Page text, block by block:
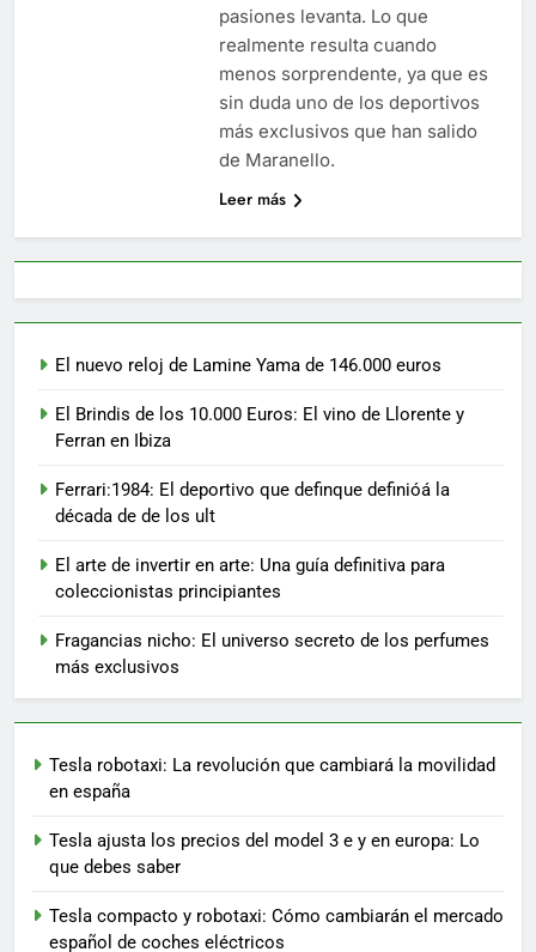
pasiones levanta. Lo que
realmente resulta cuando
menos sorprendente, ya que es
sin duda uno de los deportivos
más exclusivos que han salido
de Maranello.
Leer más
El nuevo reloj de Lamine Yama de 146.000 euros
El Brindis de los 10.000 Euros: El vino de Llorente y
Ferran en Ibiza
Ferrari:1984: El deportivo que definque definióá la
década de de los ult
El arte de invertir en arte: Una guía definitiva para
coleccionistas principiantes
Fragancias nicho: El universo secreto de los perfumes
más exclusivos
Tesla robotaxi: La revolución que cambiará la movilidad
en españa
Tesla ajusta los precios del model 3 e y en europa: Lo
que debes saber
Tesla compacto y robotaxi: Cómo cambiarán el mercado
español de coches eléctricos